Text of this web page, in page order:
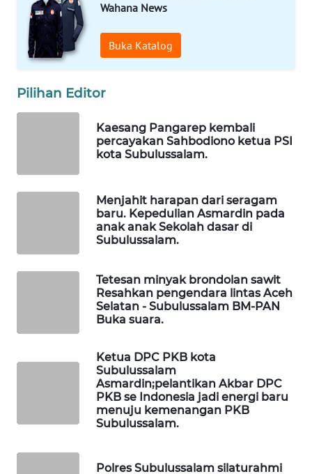
Wahana News
Buka Katalog
Pilihan Editor
Kaesang Pangarep kembali
percayakan Sahbodiono ketua PSI
kota Subulussalam.
Menjahit harapan dari seragam
baru. Kepedulian Asmardin pada
anak anak Sekolah dasar di
Subulussalam.
Tetesan minyak brondolan sawit
Resahkan pengendara lintas Aceh
Selatan - Subulussalam BM-PAN
Buka suara.
Ketua DPC PKB kota
Subulussalam
Asmardin;pelantikan Akbar DPC
PKB se Indonesia jadi energi baru
menuju kemenangan PKB
Subulussalam.
Polres Subulussalam silaturahmi
LAPAK
WAHANA
Wahana
Network
MASYARAKAT